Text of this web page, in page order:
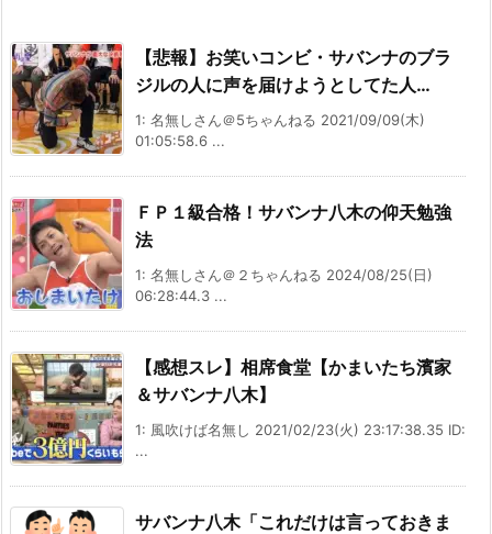
【悲報】お笑いコンビ・サバンナのブラ
ジルの人に声を届けようとしてた人…
1: 名無しさん＠5ちゃんねる 2021/09/09(木)
01:05:58.6 ...
ＦＰ１級合格！サバンナ八木の仰天勉強
法
1: 名無しさん＠２ちゃんねる 2024/08/25(日)
06:28:44.3 ...
【感想スレ】相席食堂【かまいたち濱家
＆サバンナ八木】
1: 風吹けば名無し 2021/02/23(火) 23:17:38.35 ID:
...
サバンナ八木「これだけは言っておきま